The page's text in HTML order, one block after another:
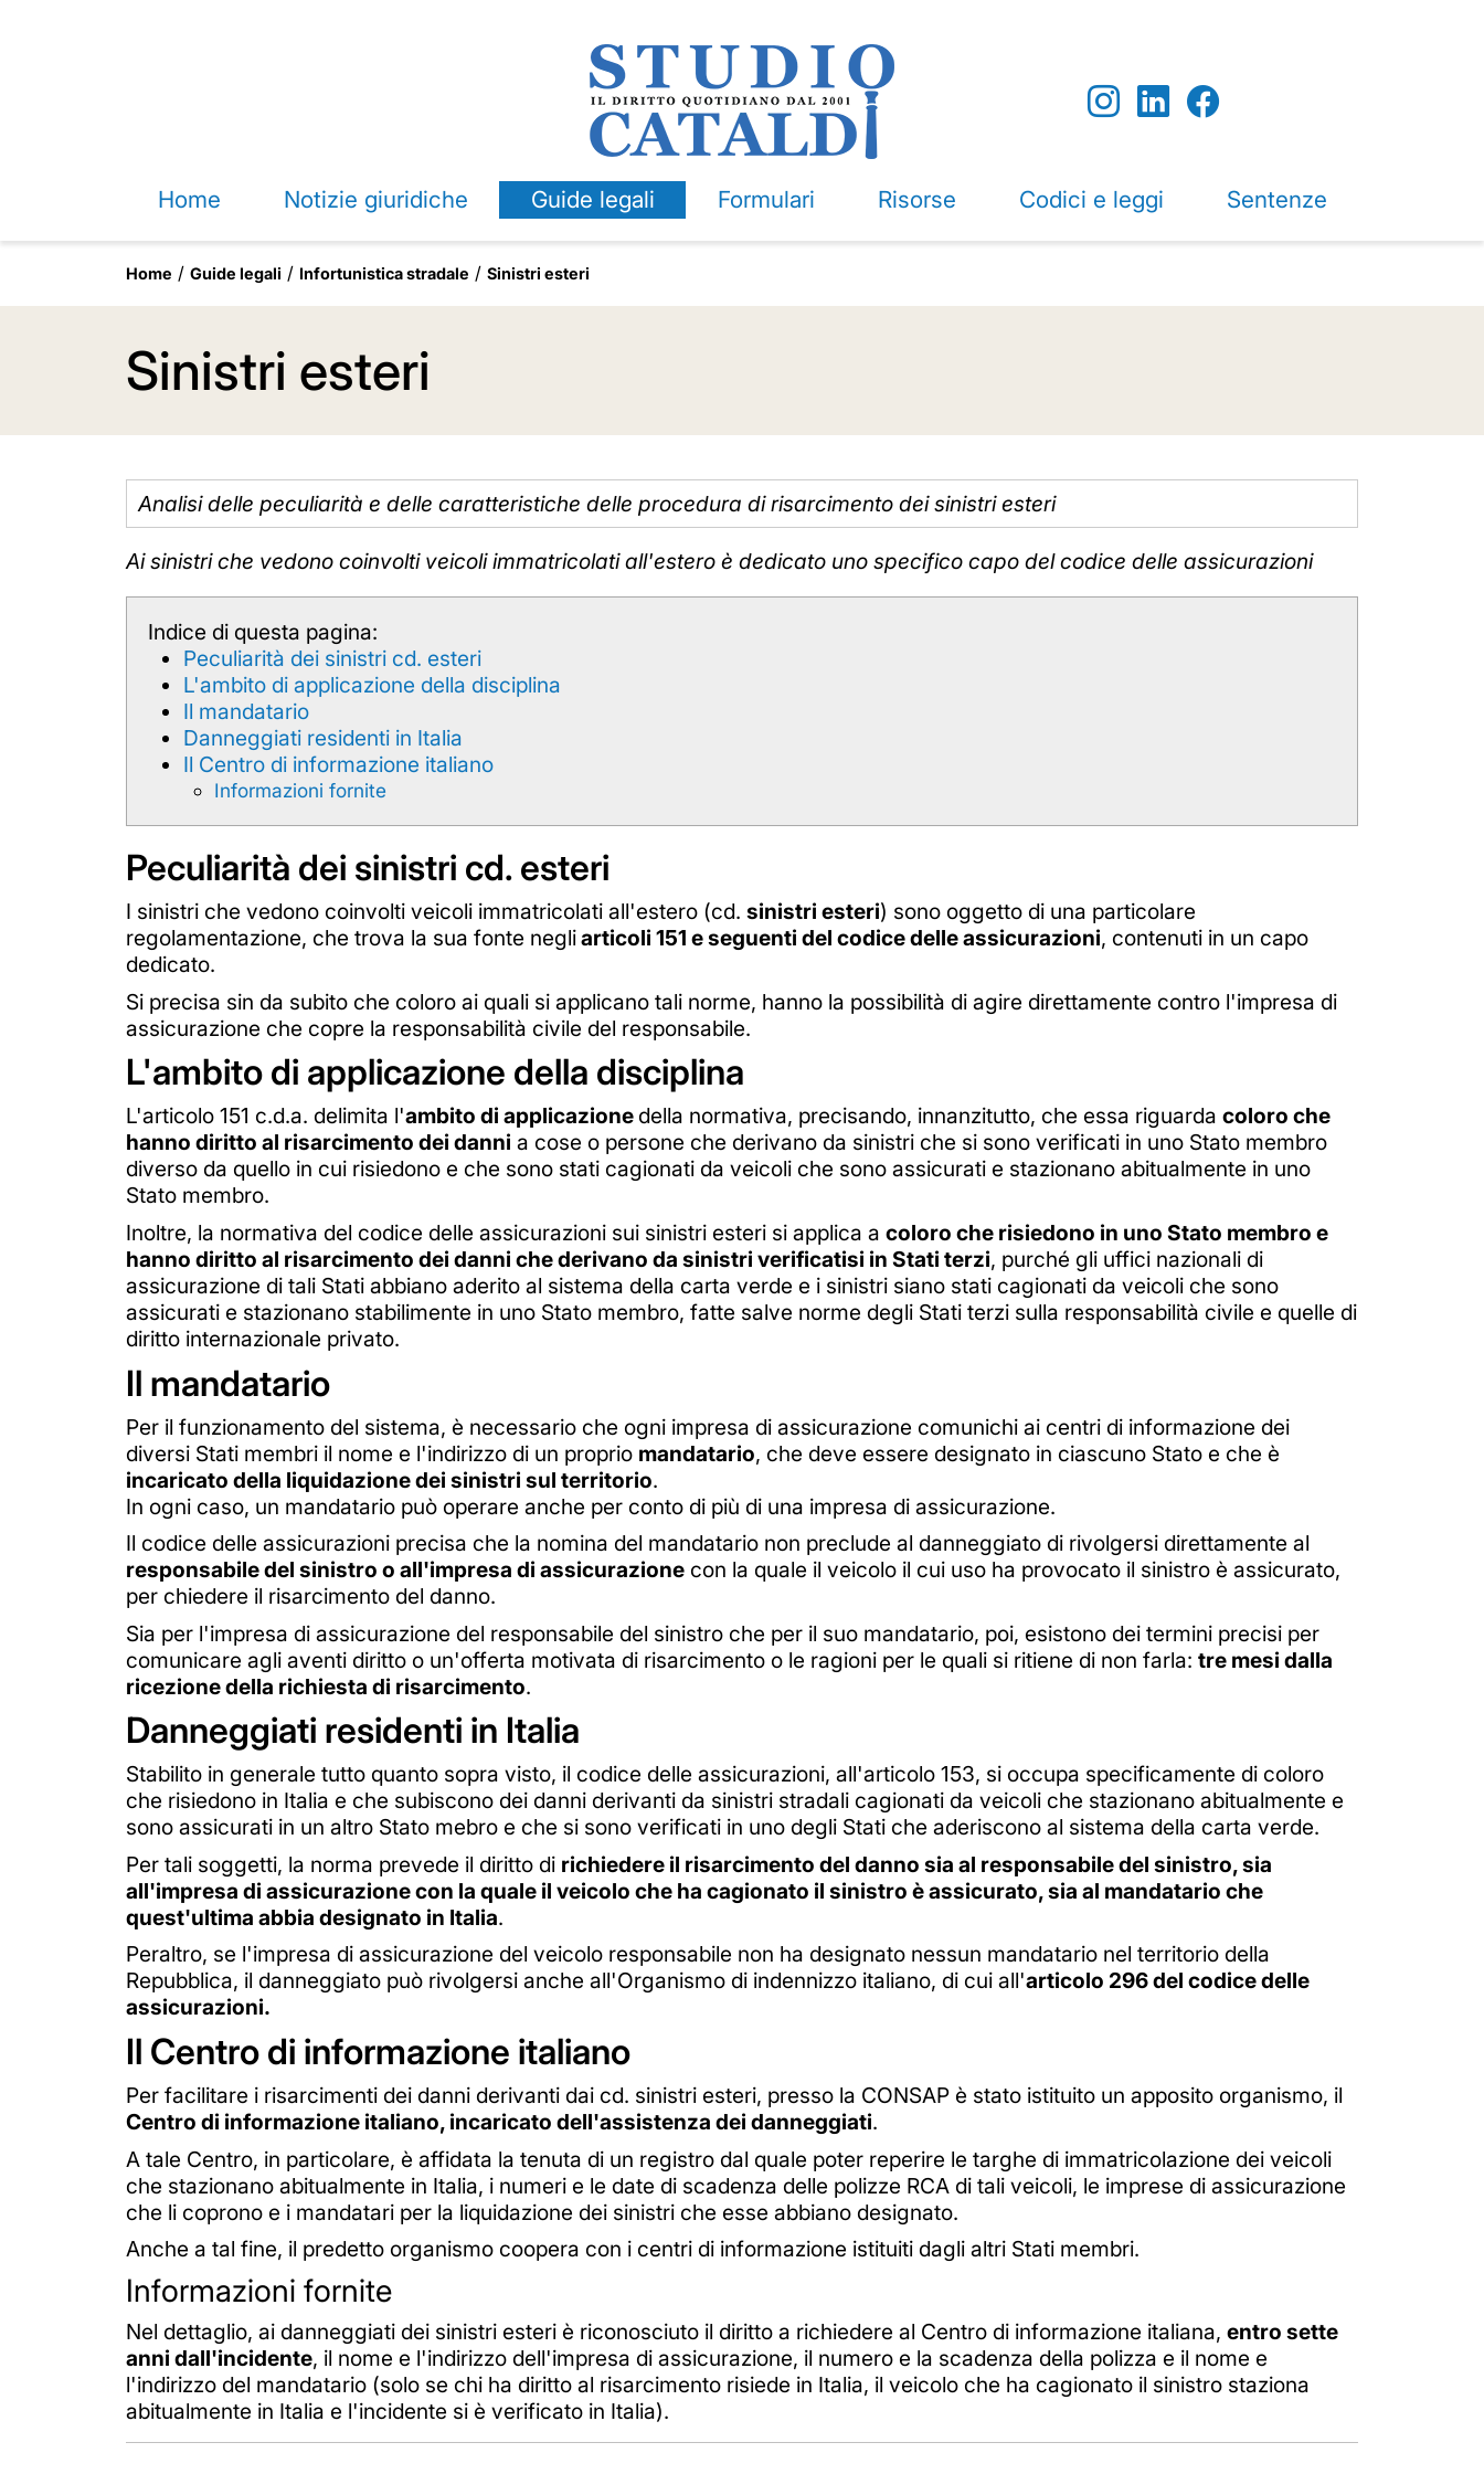
Home Notizie giuridiche Guide legali Formulari Risorse Codici e leggi Sentenze
Home Guide legali Infortunistica stradale Sinistri esteri
Sinistri esteri
Analisi delle peculiarità e delle caratteristiche delle procedura di risarcimento dei sinistri esteri
Ai sinistri che vedono coinvolti veicoli immatricolati all'estero è dedicato uno specifico capo del codice delle assicurazioni
Indice di questa pagina:
Peculiarità dei sinistri cd. esteri
L'ambito di applicazione della disciplina
Il mandatario
Danneggiati residenti in Italia
Il Centro di informazione italiano
Informazioni fornite
Peculiarità dei sinistri cd. esteri
I sinistri che vedono coinvolti veicoli immatricolati all'estero (cd. sinistri esteri) sono oggetto di una particolare
regolamentazione, che trova la sua fonte negliarticoli 151 e seguenti del codice delle assicurazioni, contenuti in un capo
dedicato.
Si precisa sin da subito che coloro ai quali si applicano tali norme, hanno la possibilità di agire direttamente contro l'impresa di
assicurazione che copre la responsabilità civile del responsabile.
L'ambito di applicazione della disciplina
L'articolo 151 c.d.a. delimita l'ambito di applicazione della normativa, precisando, innanzitutto, che essa riguarda coloro che
hanno diritto al risarcimento dei danni a cose o persone che derivano da sinistri che si sono verificati in uno Stato membro
diverso da quello in cui risiedono e che sono stati cagionati da veicoli che sono assicurati e stazionano abitualmente in uno
Stato membro.
Inoltre, la normativa del codice delle assicurazioni sui sinistri esteri si applica a coloro che risiedono in uno Stato membro e
hanno diritto al risarcimento dei danni che derivano da sinistri verificatisi in Stati terzi, purché gli uffici nazionali di
assicurazione di tali Stati abbiano aderito al sistema della carta verde e i sinistri siano stati cagionati da veicoli che sono
assicurati e stazionano stabilimente in uno Stato membro, fatte salve norme degli Stati terzi sulla responsabilità civile e quelle di
diritto internazionale privato.
Il mandatario
Per il funzionamento del sistema, è necessario che ogni impresa di assicurazione comunichi ai centri di informazione dei
diversi Stati membri il nome e l'indirizzo di un proprio mandatario, che deve essere designato in ciascuno Stato e che è
incaricato della liquidazione dei sinistri sul territorio.
In ogni caso, un mandatario può operare anche per conto di più di una impresa di assicurazione.
Il codice delle assicurazioni precisa che la nomina del mandatario non preclude al danneggiato di rivolgersi direttamente al
responsabile del sinistro o all'impresa di assicurazione con la quale il veicolo il cui uso ha provocato il sinistro è assicurato,
per chiedere il risarcimento del danno.
Sia per l'impresa di assicurazione del responsabile del sinistro che per il suo mandatario, poi, esistono dei termini precisi per
comunicare agli aventi diritto o un'offerta motivata di risarcimento o le ragioni per le quali si ritiene di non farla: tre mesi dalla
ricezione della richiesta di risarcimento.
Danneggiati residenti in Italia
Stabilito in generale tutto quanto sopra visto, il codice delle assicurazioni, all'articolo 153, si occupa specificamente di coloro
che risiedono in Italia e che subiscono dei danni derivanti da sinistri stradali cagionati da veicoli che stazionano abitualmente e
sono assicurati in un altro Stato mebro e che si sono verificati in uno degli Stati che aderiscono al sistema della carta verde.
Per tali soggetti, la norma prevede il diritto di richiedere il risarcimento del danno sia al responsabile del sinistro, sia
all'impresa di assicurazione con la quale il veicolo che ha cagionato il sinistro è assicurato, sia al mandatario che
quest'ultima abbia designato in Italia.
Peraltro, se l'impresa di assicurazione del veicolo responsabile non ha designato nessun mandatario nel territorio della
Repubblica, il danneggiato può rivolgersi anche all'Organismo di indennizzo italiano, di cui all'articolo 296 del codice delle
assicurazioni.
Il Centro di informazione italiano
Per facilitare i risarcimenti dei danni derivanti dai cd. sinistri esteri, presso la CONSAP è stato istituito un apposito organismo, il
Centro di informazione italiano, incaricato dell'assistenza dei danneggiati.
A tale Centro, in particolare, è affidata la tenuta di un registro dal quale poter reperire le targhe di immatricolazione dei veicoli
che stazionano abitualmente in Italia, i numeri e le date di scadenza delle polizze RCA di tali veicoli, le imprese di assicurazione
che li coprono e i mandatari per la liquidazione dei sinistri che esse abbiano designato.
Anche a tal fine, il predetto organismo coopera con i centri di informazione istituiti dagli altri Stati membri.
Informazioni fornite
Nel dettaglio, ai danneggiati dei sinistri esteri è riconosciuto il diritto a richiedere al Centro di informazione italiana, entro sette
anni dall'incidente, il nome e l'indirizzo dell'impresa di assicurazione, il numero e la scadenza della polizza e il nome e
l'indirizzo del mandatario (solo se chi ha diritto al risarcimento risiede in Italia, il veicolo che ha cagionato il sinistro staziona
abitualmente in Italia e l'incidente si è verificato in Italia).